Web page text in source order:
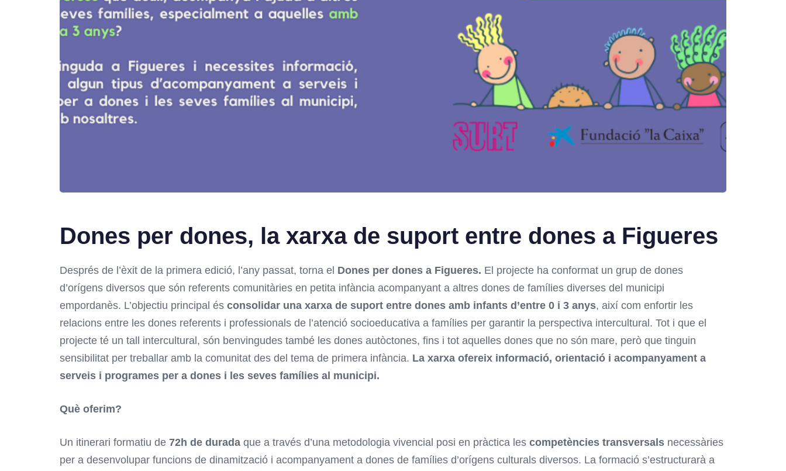
Dones per dones, la xarxa de suport entre dones a Figueres
Després de l’èxit de la primera edició, l’any passat, torna el Dones per dones a Figueres. El projecte ha conformat un grup de dones
d’orígens diversos que són referents comunitàries en petita infància acompanyant a altres dones de famílies diverses del municipi
empordanès. L’objectiu principal és consolidar una xarxa de suport entre dones amb infants d’entre 0 i 3 anys, així com enfortir les
relacions entre les dones referents i professionals de l’atenció socioeducativa a famílies per garantir la perspectiva intercultural. Tot i que el
projecte té un tall intercultural, són benvingudes també les dones autòctones, fins i tot aquelles dones que no són mare, però que tinguin
sensibilitat per treballar amb la comunitat des del tema de primera infància. La xarxa ofereix informació, orientació i acompanyament a
serveis i programes per a dones i les seves famílies al municipi.
Què oferim?
Un itinerari formatiu de 72h de durada que a través d’una metodologia vivencial posi en pràctica les competències transversals necessàries
per a desenvolupar funcions de dinamització i acompanyament a dones de famílies d’orígens culturals diversos. La formació s’estructurarà a